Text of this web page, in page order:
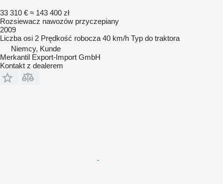
33 310 € ≈ 143 400 zł
Rozsiewacz nawozów przyczepiany
2009
Liczba osi 2 Prędkość robocza 40 km/h Typ do traktora
Niemcy, Kunde
Merkantil Export-Import GmbH
Kontakt z dealerem